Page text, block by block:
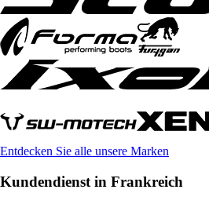
Entdecken Sie alle unsere Marken
Kundendienst in Frankreich